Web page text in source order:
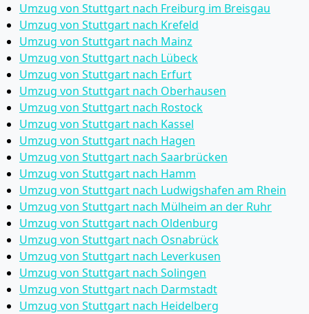
Umzug von Stuttgart nach Freiburg im Breisgau
Umzug von Stuttgart nach Krefeld
Umzug von Stuttgart nach Mainz
Umzug von Stuttgart nach Lübeck
Umzug von Stuttgart nach Erfurt
Umzug von Stuttgart nach Oberhausen
Umzug von Stuttgart nach Rostock
Umzug von Stuttgart nach Kassel
Umzug von Stuttgart nach Hagen
Umzug von Stuttgart nach Saarbrücken
Umzug von Stuttgart nach Hamm
Umzug von Stuttgart nach Ludwigshafen am Rhein
Umzug von Stuttgart nach Mülheim an der Ruhr
Umzug von Stuttgart nach Oldenburg
Umzug von Stuttgart nach Osnabrück
Umzug von Stuttgart nach Leverkusen
Umzug von Stuttgart nach Solingen
Umzug von Stuttgart nach Darmstadt
Umzug von Stuttgart nach Heidelberg